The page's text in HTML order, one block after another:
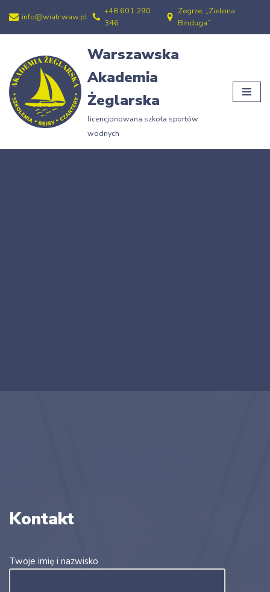
Przejdź
treści
info@wiatr.waw.pl
+48 601 290
346
Zegrze, „Zielona
Binduga”
Warszawska
Akademia
Żeglarska
licencjonowana szkoła sportów
wodnych
Kontakt
Twoje imię i nazwisko